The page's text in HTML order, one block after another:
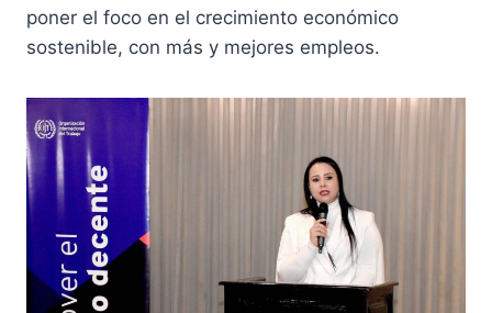
poner el foco en el crecimiento económico
sostenible, con más y mejores empleos.